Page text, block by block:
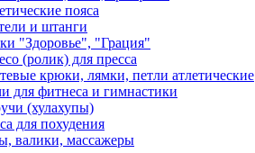
пояса
и штанги
"Здоровье", "Грация"
(ролик) для пресса
крюки, лямки, петли атлетические
для фитнеса и гимнастики
(хулахупы)
для похудения
валики, массажеры